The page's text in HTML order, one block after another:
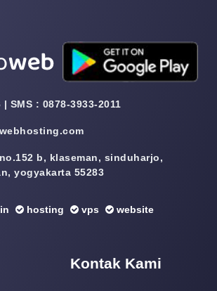
| SMS : 0878-3933-2011
b, klaseman, sinduharjo,
yogyakarta 55283
hosting vps website
Kontak Kami